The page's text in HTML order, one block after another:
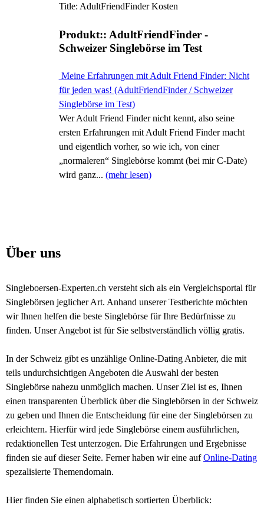
Title: AdultFriendFinder Kosten
Produkt:: AdultFriendFinder -
Schweizer Singlebörse im Test
Meine Erfahrungen mit Adult Friend Finder: Nicht
für jeden was! (AdultFriendFinder / Schweizer
Singlebörse im Test)
Wer Adult Friend Finder nicht kennt, also seine
ersten Erfahrungen mit Adult Friend Finder macht
und eigentlich vorher, so wie ich, von einer
„normaleren“ Singlebörse kommt (bei mir C-Date)
wird ganz... (mehr lesen)
Über uns
Singleboersen-Experten.ch versteht sich als ein Vergleichsportal für
Singlebörsen jeglicher Art. Anhand unserer Testberichte möchten
wir Ihnen helfen die beste Singlebörse für Ihre Bedürfnisse zu
finden. Unser Angebot ist für Sie selbstverständlich völlig gratis.
In der Schweiz gibt es unzählige Online-Dating Anbieter, die mit
teils undurchsichtigen Angeboten die Auswahl der besten
Singlebörse nahezu unmöglich machen. Unser Ziel ist es, Ihnen
einen transparenten Überblick über die Singlebörsen in der Schweiz
zu geben und Ihnen die Entscheidung für eine der Singlebörsen zu
erleichtern. Hierfür wird jede Singlebörse einem ausführlichen,
redaktionellen Test unterzogen. Die Erfahrungen und Ergebnisse
finden sie auf dieser Seite. Ferner haben wir eine aufOnline-Dating
spezalisierte Themendomain.
Hier finden Sie einen alphabetisch sortierten Überblick: